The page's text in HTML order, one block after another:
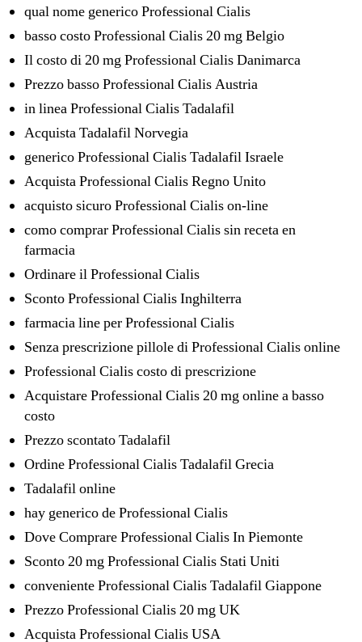
qual nome generico Professional Cialis
basso costo Professional Cialis 20 mg Belgio
Il costo di 20 mg Professional Cialis Danimarca
Prezzo basso Professional Cialis Austria
in linea Professional Cialis Tadalafil
Acquista Tadalafil Norvegia
generico Professional Cialis Tadalafil Israele
Acquista Professional Cialis Regno Unito
acquisto sicuro Professional Cialis on-line
como comprar Professional Cialis sin receta en
farmacia
Ordinare il Professional Cialis
Sconto Professional Cialis Inghilterra
farmacia line per Professional Cialis
Senza prescrizione pillole di Professional Cialis online
Professional Cialis costo di prescrizione
Acquistare Professional Cialis 20 mg online a basso
costo
Prezzo scontato Tadalafil
Ordine Professional Cialis Tadalafil Grecia
Tadalafil online
hay generico de Professional Cialis
Dove Comprare Professional Cialis In Piemonte
Sconto 20 mg Professional Cialis Stati Uniti
conveniente Professional Cialis Tadalafil Giappone
Prezzo Professional Cialis 20 mg UK
Acquista Professional Cialis USA